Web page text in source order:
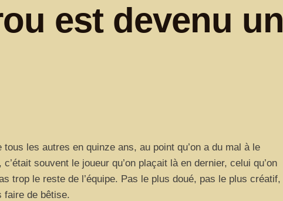
est devenu un
les autres en quinze ans, au point qu’on a du mal à le
souvent le joueur qu’on plaçait là en dernier, celui qu’on
trop le reste de l’équipe. Pas le plus doué, pas le plus créatif,
faire de bêtise.